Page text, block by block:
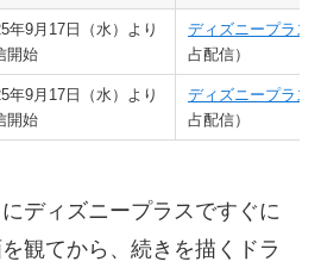
年9月17日（水）より
開始
ディズニープラス
占配信）
年9月17日（水）より
開始
ディズニープラス
占配信）
ディズニープラスですぐに
観てから、続きを描くドラ